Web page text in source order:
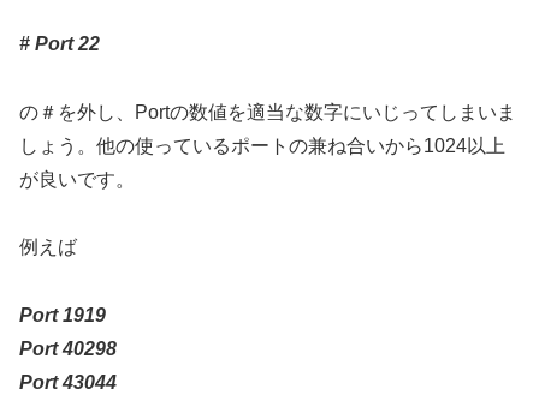
# Port 22
の＃を外し、Portの数値を適当な数字にいじってしまいま
しょう。他の使っているポートの兼ね合いから1024以上
が良いです。
例えば
Port 1919
Port 40298
Port 43044